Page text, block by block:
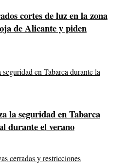
cortes de luz en la zona
de Alicante y piden
la seguridad en Tabarca
durante el verano